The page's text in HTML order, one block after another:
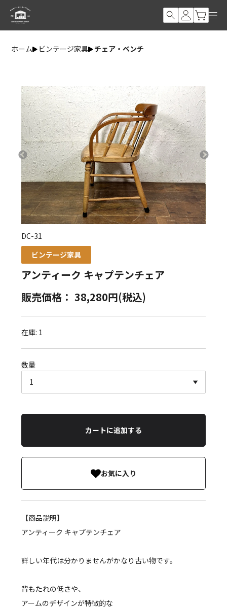
ホーム ビンテージ家具 チェア・ベンチ
DC-31
ビンテージ家具
アンティーク キャプテンチェア
販売価格： 38,280円(税込)
在庫: 1
数量
カートに追加する
お気に入り
【商品説明】
アンティーク キャプテンチェア
詳しい年代は分かりませんがかなり古い物です。
背もたれの低さや、
アームのデザインが特徴的な